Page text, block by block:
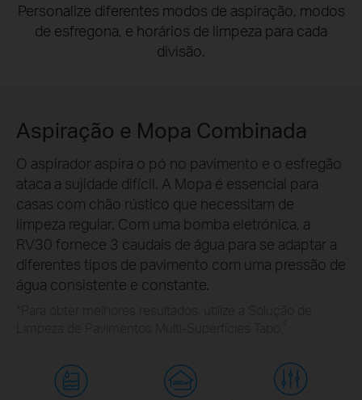
Personalize diferentes modos de aspiração, modos
de esfregona, e horários de limpeza para cada
divisão.
Aspiração e Mopa Combinada
O aspirador aspira o pó no pavimento e o esfregão
ataca a sujidade difícil. A Mopa é essencial para
casas com chão rústico que necessitam de
limpeza regular. Com uma bomba eletrónica, a
RV30 fornece 3 caudais de água para se adaptar a
diferentes tipos de pavimento com uma pressão de
água consistente e constante.